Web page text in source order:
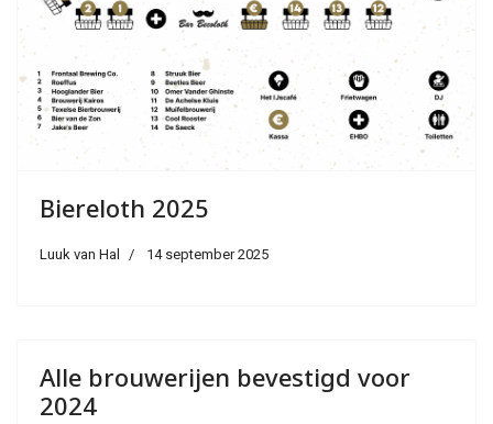
Biereloth 2025
Luuk van Hal 14 september 2025
Alle brouwerijen bevestigd voor
2024